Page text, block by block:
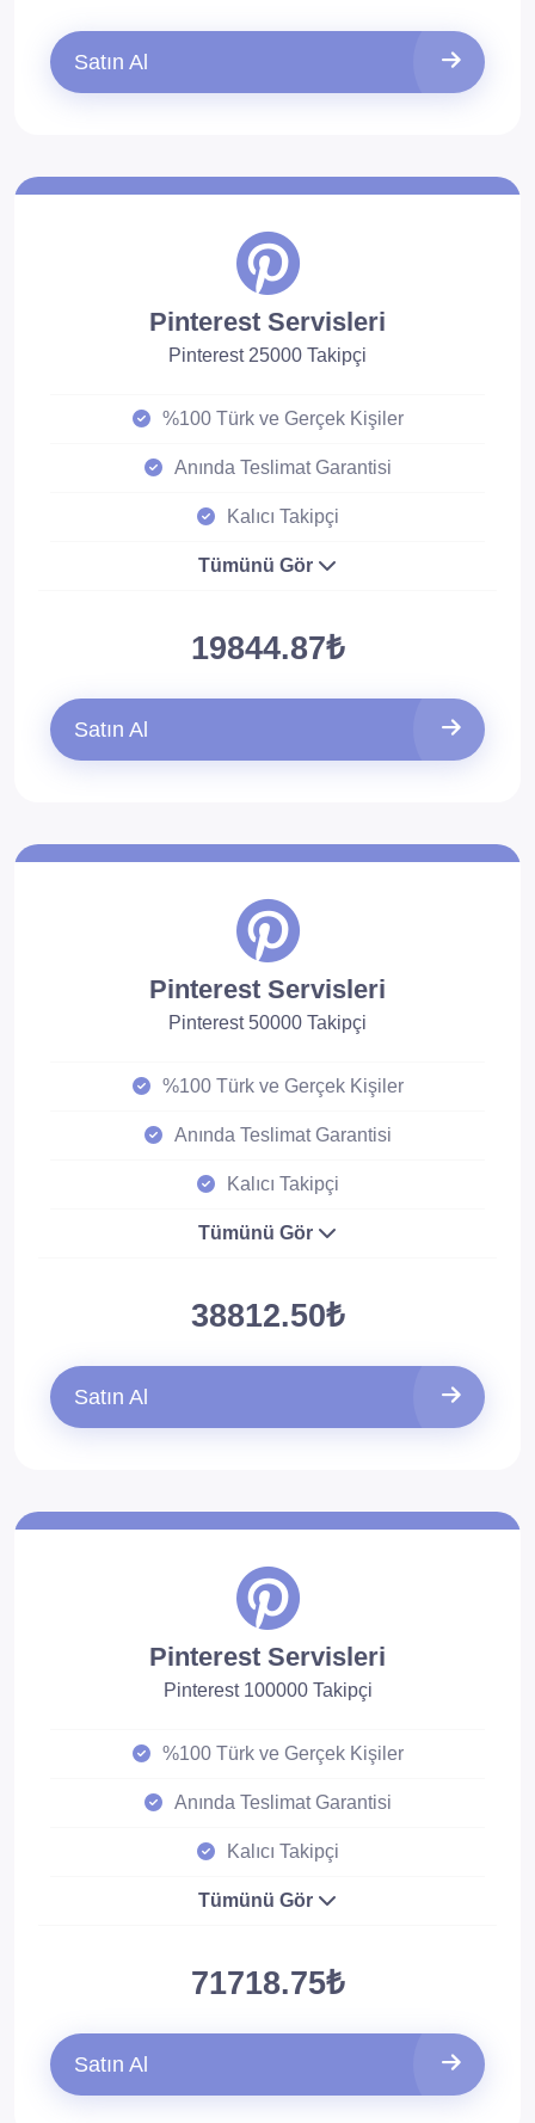
Satın Al
Pinterest Servisleri
Pinterest 25000 Takipçi
%100 Türk ve Gerçek Kişiler
Anında Teslimat Garantisi
Kalıcı Takipçi
Tümünü Gör
19844.87₺
Satın Al
Pinterest Servisleri
Pinterest 50000 Takipçi
%100 Türk ve Gerçek Kişiler
Anında Teslimat Garantisi
Kalıcı Takipçi
Tümünü Gör
38812.50₺
Satın Al
Pinterest Servisleri
Pinterest 100000 Takipçi
%100 Türk ve Gerçek Kişiler
Anında Teslimat Garantisi
Kalıcı Takipçi
Tümünü Gör
71718.75₺
Satın Al